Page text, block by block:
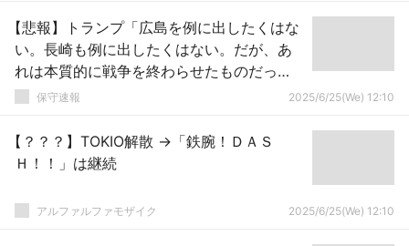
【悲報】トランプ「広島を例に出したくはな
い。長崎も例に出したくはない。だが、あ
れは本質的に戦争を終わらせたものだっ
た」保守速報 2025/6/25(We) 12:10
【？？？】TOKIO解散 →「鉄腕！ＤＡＳ
Ｈ！！」は継続
アルファルファモザイク 2025/6/25(We) 12:10